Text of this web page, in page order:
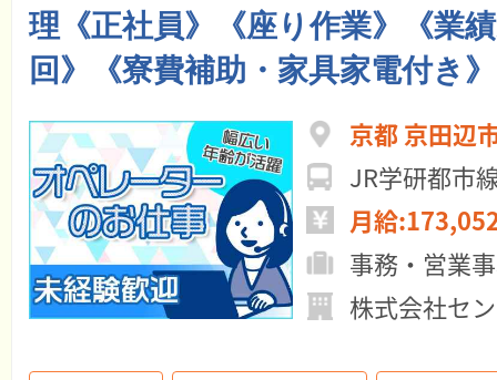
理《正社員》《座り作業》《業
回》《寮費補助・家具家電付き》
京都 京田辺
JR学研都市
月給
事務・営業
株式会社セ